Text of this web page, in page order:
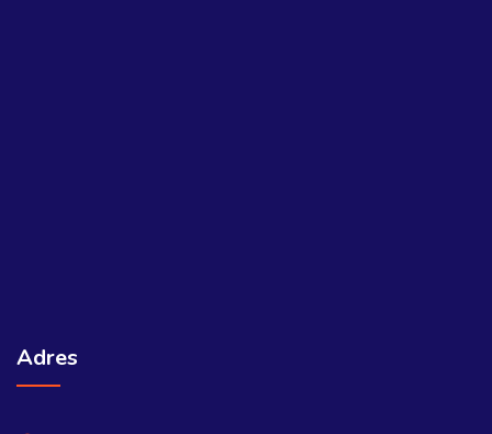
Adres